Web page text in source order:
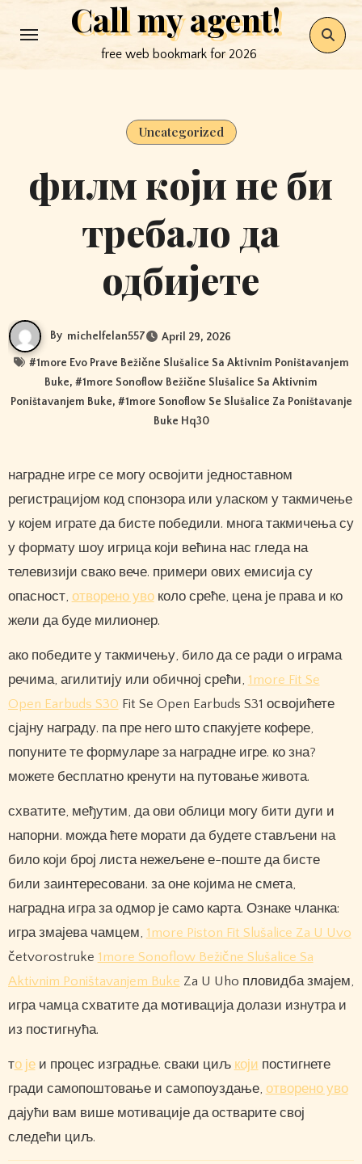
to
Call my agent!
free web bookmark for 2026
Uncategorized
филм који не би
требало да
одбијете
By michelfelan557 April 29, 2026
#1more Evo Prave Bežične Slušalice Sa Aktivnim Poništavanjem
Buke, #1more Sonoflow Bežične Slušalice Sa Aktivnim
Poništavanjem Buke, #1more Sonoflow Se Slušalice Za Poništavanje
Buke Hq30
наградне игре се могу освојити једноставном
регистрацијом код спонзора или уласком у такмичење
у којем играте да бисте победили. многа такмичења су
у формату шоу игрица који већина нас гледа на
телевизији свако вече. примери ових емисија су
опасност, отворено увоколо среће, цена је права и ко
жели да буде милионер.
ако победите у такмичењу, било да се ради о играма
речима, агилитију или обичној срећи, 1more Fit Se
Open Earbuds S30 Fit Se Open Earbuds S31 освојићете
сјајну награду. па пре него што спакујете кофере,
попуните те формуларе за наградне игре. ко зна?
можете бесплатно кренути на путовање живота.
схватите, међутим, да ови облици могу бити дуги и
напорни. можда ћете морати да будете стављени на
било који број листа нежељене е-поште да бисте
били заинтересовани. за оне којима не смета,
наградна игра за одмор је само карта. Ознаке чланка:
игра змајева чамцем, 1more Piston Fit Slušalice Za U Uvo
četvorostruke 1more Sonoflow Bežične Slušalice Sa
Aktivnim Poništavanjem Buke Za U Uho пловидба змајем,
игра чамца схватите да мотивација долази изнутра и
из постигнућа.
то јеи процес изградње. сваки циљ који постигнете
гради самопоштовање и самопоуздање, отворено уво
дајући вам више мотивације да остварите свој
следећи циљ.